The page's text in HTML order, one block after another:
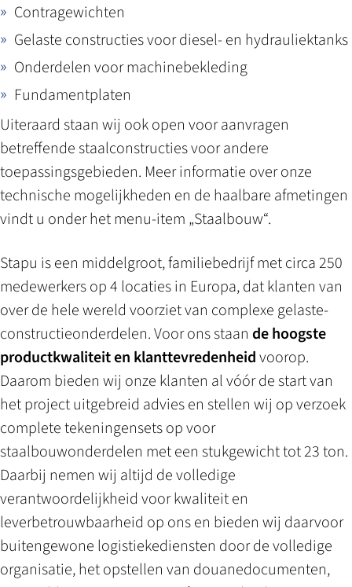
Contragewichten
Gelaste constructies voor diesel- en hydrauliektanks
Onderdelen voor machinebekleding
Fundamentplaten
Uiteraard staan wij ook open voor aanvragen
betreffende staalconstructies voor andere
toepassingsgebieden. Meer informatie over ­onze
technische mogelijkheden en de haalbare afmetingen
vindt u onder het menu-item „Staalbouw“.
Stapu is een middelgroot, familiebedrijf met circa 250
medewerkers op 4 locaties in Europa, dat klanten van
over de hele wereld voorziet van complexe gelaste­
constructie­onderdelen. Voor ons staan de hoogste
product­kwaliteit en klant­tevredenheidvoorop.
Daarom bieden wij onze klanten al vóór de start van
het project uitgebreid advies en stellen wij op verzoek
complete tekeningensets op voor
staalbouwonderdelen met een stukgewicht tot 23 ton.
Daarbij nemen wij altijd de volledige
verantwoordelijkheid voor kwaliteit en
leverbetrouwbaarheid op ons en bieden wij daarvoor
buitengewone logistieke­diensten door de volledige
organisatie, het opstellen van douanedocumenten,